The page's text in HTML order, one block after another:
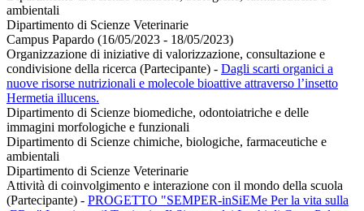
ambientali
Dipartimento di Scienze Veterinarie
Campus Papardo (16/05/2023 - 18/05/2023)
Organizzazione di iniziative di valorizzazione, consultazione e
condivisione della ricerca (Partecipante) - Dagli scarti organici a
nuove risorse nutrizionali e molecole bioattive attraverso l’insetto
Hermetia illucens.
Dipartimento di Scienze biomediche, odontoiatriche e delle
immagini morfologiche e funzionali
Dipartimento di Scienze chimiche, biologiche, farmaceutiche e
ambientali
Dipartimento di Scienze Veterinarie
Attività di coinvolgimento e interazione con il mondo della scuola
(Partecipante) - PROGETTO "SEMPER‐inSiEMe Per la vita sulla